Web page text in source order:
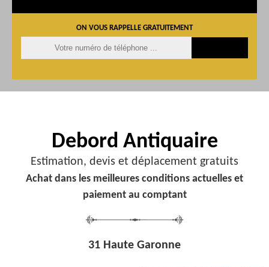
ON VOUS RAPPELLE GRATUITEMENT
Debord Antiquaire
Estimation, devis et déplacement gratuits
Achat dans les meilleures conditions actuelles et
paiement au comptant
31 Haute Garonne